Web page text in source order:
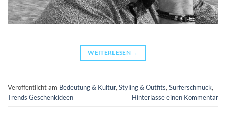
WEITERLESEN →
Veröffentlicht am Bedeutung & Kultur, Styling & Outfits, Surferschmuck,
Trends Geschenkideen
Hinterlasse einen Kommentar